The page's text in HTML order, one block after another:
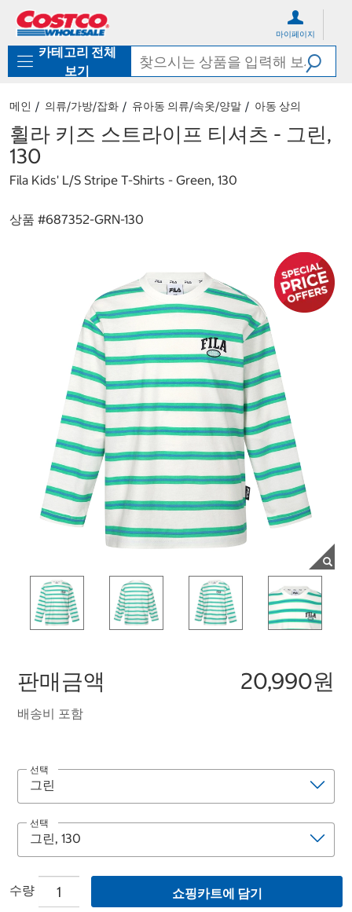
로
기
가
마이페이지
카테고리 전체
보기
메인 의류/가방/잡화 유아동 의류/속옷/양말 아동 상의
휠라 키즈 스트라이프 티셔츠 - 그린,
130
Fila Kids' L/S Stripe T-Shirts - Green, 130
상품 #687352-GRN-130
판매금액 20,990원
배송비 포함
선택
선택
수량 쇼핑카트에 담기